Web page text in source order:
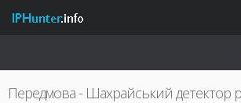
Передмова - Шахрайський детектор